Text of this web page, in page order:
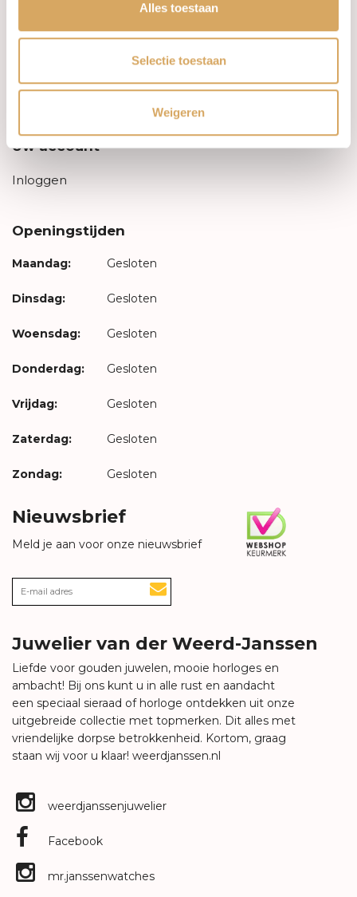
Alles toestaan
Selectie toestaan
Weigeren
Leveringsvoorwaarden
Privacy Policy
Uw account
Inloggen
Openingstijden
Maandag: Gesloten
Dinsdag: Gesloten
Woensdag: Gesloten
Donderdag: Gesloten
Vrijdag: Gesloten
Zaterdag: Gesloten
Zondag: Gesloten
Nieuwsbrief
Meld je aan voor onze nieuwsbrief
Juwelier van der Weerd-Janssen
Liefde voor gouden juwelen, mooie horloges en
ambacht! Bij ons kunt u in alle rust en aandacht
een speciaal sieraad of horloge ontdekken uit onze
uitgebreide collectie met topmerken. Dit alles met
vriendelijke dorpse betrokkenheid. Kortom, graag
staan wij voor u klaar! weerdjanssen.nl
weerdjanssenjuwelier
Facebook
mr.janssenwatches